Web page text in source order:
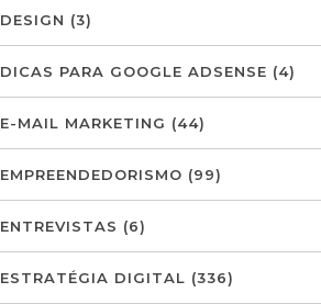
DESIGN (3)
DICAS PARA GOOGLE ADSENSE (4)
E-MAIL MARKETING (44)
EMPREENDEDORISMO (99)
ENTREVISTAS (6)
ESTRATÉGIA DIGITAL (336)